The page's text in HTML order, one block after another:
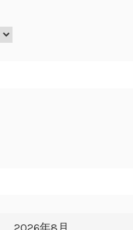
2026年8月